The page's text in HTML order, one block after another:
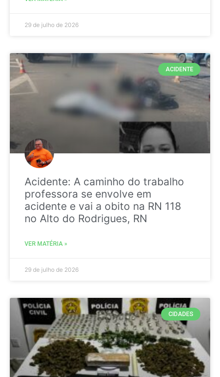
29 de julho de 2026
ACIDENTE
Acidente: A caminho do trabalho
professora se envolve em
acidente e vai a obito na RN 118
no Alto do Rodrigues, RN
VER MATÉRIA »
29 de julho de 2026
CIDADES